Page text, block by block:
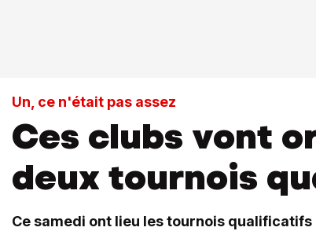
Un, ce n'était pas assez
Ces clubs vont
deux tournois
Ce samedi ont lieu les tournois